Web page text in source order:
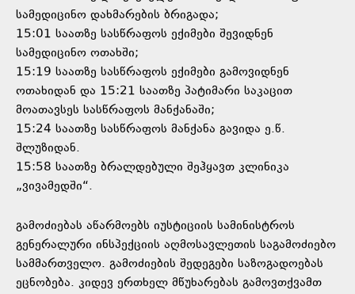
სამედიცინო დახმარების ბრიგადა;
15:01 საათზე სასწრაფოს ექიმები შევიდნენ
სამედიცინო ოთახში;
15:19 საათზე სასწრაფოს ექიმები გამოვიდნენ
ოთახიდან და 15:21 საათზე პატიმარი საკაცით
მოათავსეს სასწრაფოს მანქანაში;
15:24 საათზე სასწრაფოს მანქანა გავიდა ე.წ.
შლუზიდან.
15:58 საათზე ბრალდებული შეჰყავთ კლინიკა
„ვივამედში“.
გამოძიებას აწარმოებს იუსტიციის სამინისტროს
გენერალური ინსპექციის აღმოსავლეთის საგამოძიებო
სამმართველო. გამოძიების შედეგები საზოგადოებას
ეცნობება. კიდევ ერთხელ მწუხარებას გამოვთქვამთ